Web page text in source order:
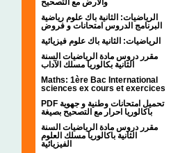
والأرض مع التصحيح
الرياضيات: الثانية باك علوم رياضية
البرنامج الدروس امتحانات و فروض
الرياضيات: الثانية باك علوم فيزيائية
مقرر دروس مادة الرياضيات السنة
الثانية بكالوريا مسلك الآداب
Maths: 1ère Bac International
sciences ex cours et exercices
PDF تحميل امتحانات وطنية و جهوية
باكالوريا احرار مع التصحيح بصيغة
مقرر دروس مادة الرياضيات السنة
الثانية باكالوريا مسلك العلوم
الفيزيائية